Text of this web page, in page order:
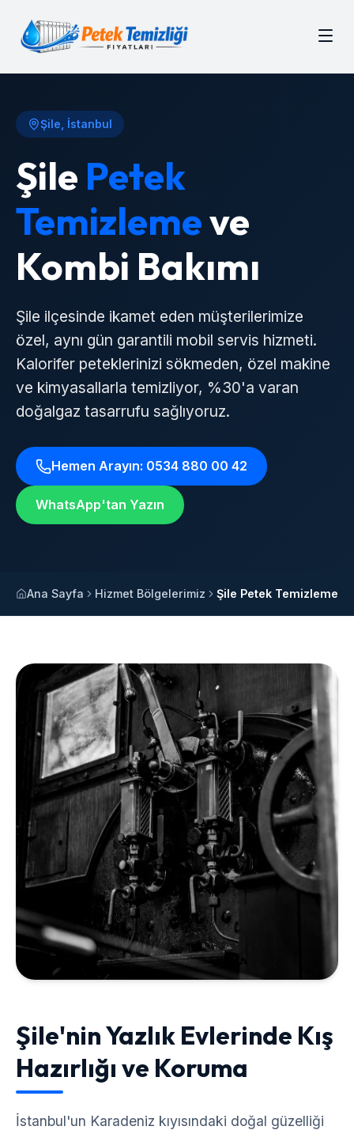
Şile , İstanbul
Şile Petek
Temizlemeve
Kombi Bakımı
Şile ilçesinde ikamet eden müşterilerimize
özel, aynı gün garantili mobil servis hizmeti.
Kalorifer peteklerinizi sökmeden, özel makine
ve kimyasallarla temizliyor, %30'a varan
doğalgaz tasarrufu sağlıyoruz.
Hemen Arayın: 0534 880 00 42
WhatsApp'tan Yazın
Ana Sayfa Hizmet Bölgelerimiz Şile Petek Temizleme
Şile'nin Yazlık Evlerinde Kış
Hazırlığı ve Koruma
İstanbul'un Karadeniz kıyısındaki doğal güzelliği